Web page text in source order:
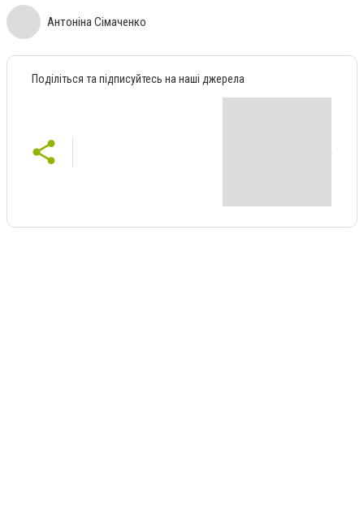
Антоніна Сімаченко
Поділіться та підписуйтесь на наші джерела